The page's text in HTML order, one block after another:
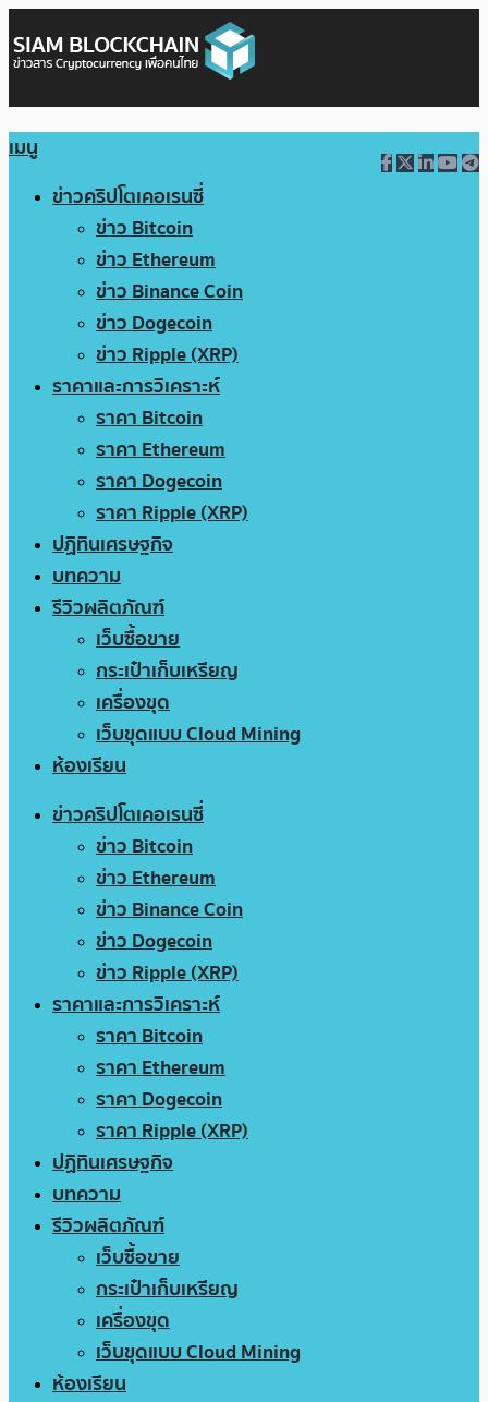
เมนู
ข่าวคริปโตเคอเรนซี่
ข่าว Bitcoin
ข่าว Ethereum
ข่าว Binance Coin
ข่าว Dogecoin
ข่าว Ripple (XRP)
ราคาและการวิเคราะห์
ราคา Bitcoin
ราคา Ethereum
ราคา Dogecoin
ราคา Ripple (XRP)
ปฏิทินเศรษฐกิจ
บทความ
รีวิวผลิตภัณฑ์
เว็บซื้อขาย
กระเป๋าเก็บเหรียญ
เครื่องขุด
เว็บขุดแบบ Cloud Mining
ห้องเรียน
ข่าวคริปโตเคอเรนซี่
ข่าว Bitcoin
ข่าว Ethereum
ข่าว Binance Coin
ข่าว Dogecoin
ข่าว Ripple (XRP)
ราคาและการวิเคราะห์
ราคา Bitcoin
ราคา Ethereum
ราคา Dogecoin
ราคา Ripple (XRP)
ปฏิทินเศรษฐกิจ
บทความ
รีวิวผลิตภัณฑ์
เว็บซื้อขาย
กระเป๋าเก็บเหรียญ
เครื่องขุด
เว็บขุดแบบ Cloud Mining
ห้องเรียน